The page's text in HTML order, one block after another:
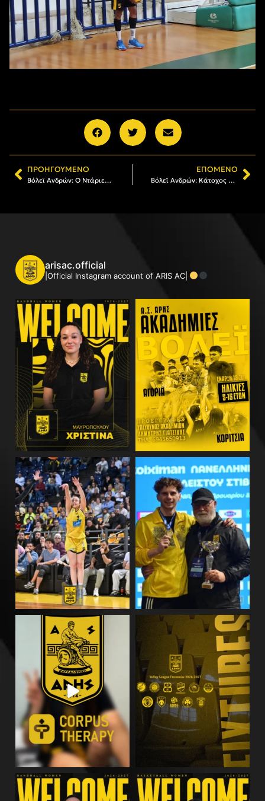
ΠΡΟΗΓΟΎΜΕΝΟ
Βόλεϊ Ανδρών: Ο Ντάριελ Άλμπο στον ΑΡΗ
ΕΠΌΜΕΝΟ
Βόλεϊ Ανδρών: Κάτοχος εισιτηρίου διαρκείας ο Μιχάλης Μητρούσης
arisac.official
|Official Instagram account of ARIS AC|